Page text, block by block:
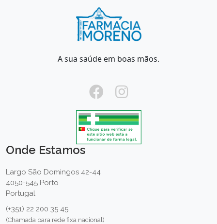
A sua saúde em boas mãos.
Onde Estamos
Largo São Domingos 42-44
4050-545 Porto
Portugal
(+351) 22 200 35 45
(Chamada para rede fixa nacional)